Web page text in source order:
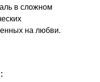
в сложном
на любви.